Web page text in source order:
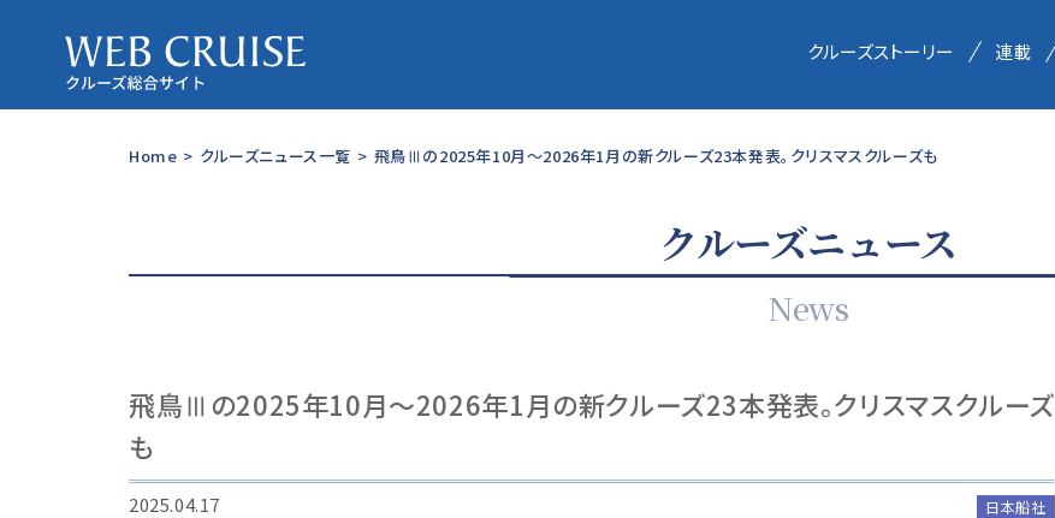
クルーズストーリー 連載
Home > クルーズニュース一覧 > 飛鳥Ⅲの2025年10月～2026年1月の新クルーズ23本発表。クリスマスクルーズも
クルーズニュース
News
飛鳥Ⅲの2025年10月～2026年1月の新クルーズ23本発表。クリスマスクルーズ
も
2025.04.17 日本船社